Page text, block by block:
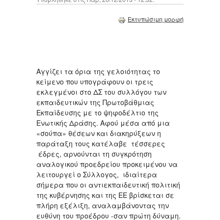
Εκτυπώσιμη μορφή
Αγγίζει τα όρια της γελοιότητας το
κείμενο που υπογράφουν οι τρεις
εκλεγμένοι στο ΔΣ του συλλόγου των
εκπαιδευτικών της Πρωτοβάθμιας
Εκπαίδευσης με το ψηφοδέλτιο της
Ενωτικής Δράσης. Αφού μέσα από μια
«σούπα» θέσεων και διακηρύξεων η
παράταξη τους κατέλαβε τέσσερες
έδρες, αρνούνται τη συγκρότηση
αναλογικού προεδρείου προκειμένου να
λειτουργεί ο Σύλλογος, ιδιαίτερα
σήμερα που οι αντιεκπαιδευτική πολιτική
της κυβέρνησης και της ΕΕ βρίσκεται σε
πλήρη εξέλιξη, αναλαμβάνοντας την
ευθύνη του προέδρου -σαν πρώτη δύναμη.